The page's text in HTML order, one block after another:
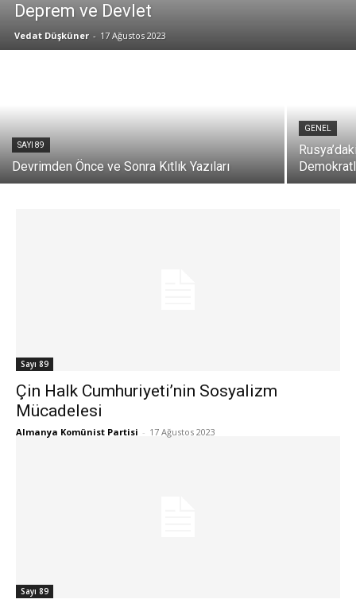
Deprem ve Devlet
Vedat Düşküner - 17 Ağustos 2023
SAYI 89
Devrimden Önce ve Sonra Kıtlık Yazıları
GENEL
Sayı 89
Çin Halk Cumhuriyeti’nin Sosyalizm
Mücadelesi
Almanya Komünist Partisi - 17 Ağustos 2023
Sayı 89